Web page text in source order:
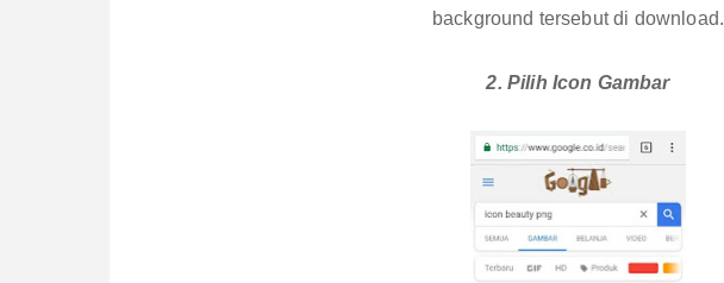
background tersebut di download.
2. Pilih Icon Gambar